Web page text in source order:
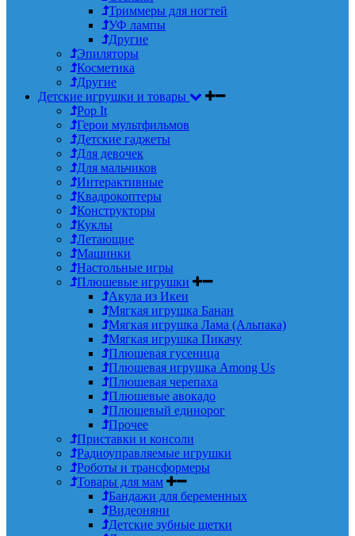
Триммеры для ногтей
УФ лампы
Другие
Эпиляторы
Косметика
Другие
Детские игрушки и товары
Pop It
Герои мультфильмов
Детские гаджеты
Для девочек
Для мальчиков
Интерактивные
Квадрокоптеры
Конструкторы
Куклы
Летающие
Машинки
Настольные игры
Плюшевые игрушки
Акула из Икеи
Мягкая игрушка Банан
Мягкая игрушка Лама (Альпака)
Мягкая игрушка Пикачу
Плюшевая гусеница
Плюшевая игрушка Among Us
Плюшевая черепаха
Плюшевые авокадо
Плюшевый единорог
Прочее
Приставки и консоли
Радиоуправляемые игрушки
Роботы и трансформеры
Товары для мам
Бандажи для беременных
Видеоняни
Детские зубные щетки